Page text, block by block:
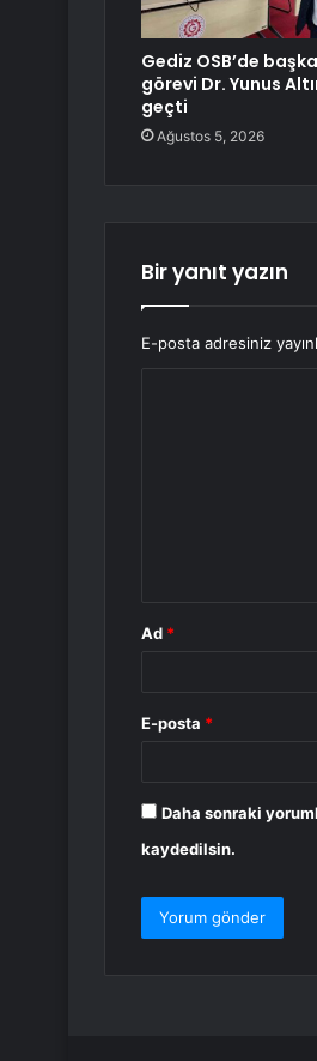
Gediz OSB’de
görevi Dr. Yunus
geçti
Ağustos 5, 2026
Bir yanıt yazın
E-posta adresiniz
Ad *
E-posta *
Daha sonraki
kaydedilsin.